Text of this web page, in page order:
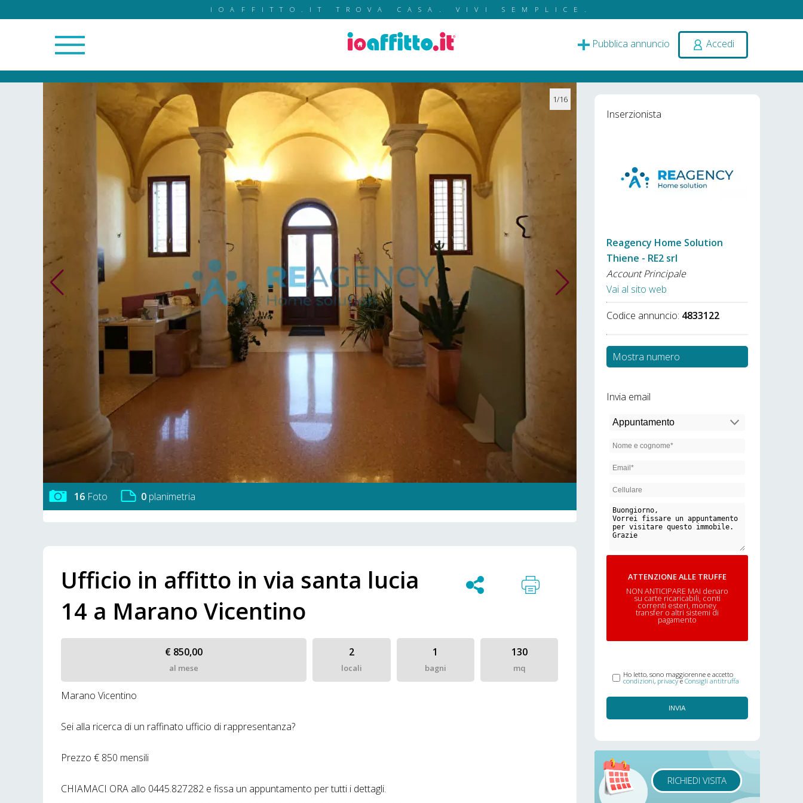
IOAFFITTO.IT TROVA CASA. VIVI SEMPLICE.
Pubblica annuncio Accedi
1/16
16 Foto 0 planimetria
Ufficio in affitto in via santa lucia
14 a Marano Vicentino
€ 850,00
al mese
2
locali
1
bagni
130
mq
Marano Vicentino
Sei alla ricerca di un raffinato ufficio di rappresentanza?
Prezzo € 850 mensili
CHIAMACI ORA allo 0445.827282 e fissa un appuntamento per tutti i dettagli.
Inserzionista
Reagency Home Solution
Thiene - RE2 srl
Account Principale
Vai al sito web
Codice annuncio: 4833122
Mostra numero
Invia email
ATTENZIONE ALLE TRUFFE
NON ANTICIPARE MAI denaro
su carte ricaricabili, conti
correnti esteri, money
transfer o altri sistemi di
pagamento
Ho letto, sono maggiorenne e accetto
condizioni, privacye Consigli antitruffa
INVIA
RICHIEDI VISITA